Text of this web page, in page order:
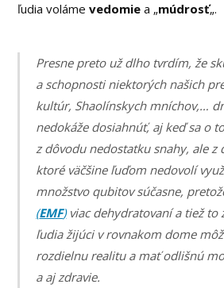
ľudia volámevedomiea „múdrosť„.
Presne preto už dlho tvrdím, že
a schopnosti niektorých našich
kultúr, Shaolínskych mníchov,…
nedokáže dosiahnúť, aj keď sa o
z dôvodu nedostatku snahy, ale z
ktoré väčšine ľuďom nedovolí
množstvo qubitov súčasne,
(EMF)viac dehydratovaní a tiež to
ľudia žijúci v rovnakom dome
rozdielnu realitu a mať odlišnú
a aj zdravie.